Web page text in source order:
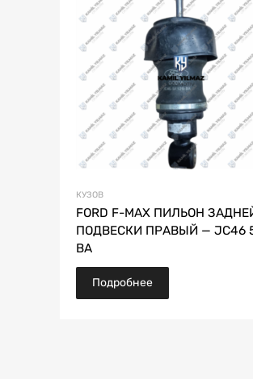
КУЗОВ
FORD F-MAX ПИЛЬОН
ПОДВЕСКИ ПРАВЫЙ — JC46
BA
Подробнее